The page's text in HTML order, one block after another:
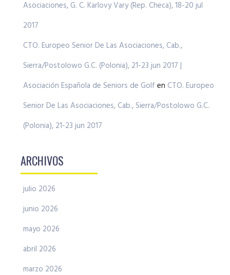
Asociaciones, G. C. Karlovy Vary (Rep. Checa), 18-20 jul
2017
CTO. Europeo Senior De Las Asociaciones, Cab.,
Sierra/Postolowo G.C. (Polonia), 21-23 jun 2017 |
Asociación Española de Seniors de Golf en CTO. Europeo
Senior De Las Asociaciones, Cab., Sierra/Postolowo G.C.
(Polonia), 21-23 jun 2017
ARCHIVOS
julio 2026
junio 2026
mayo 2026
abril 2026
marzo 2026